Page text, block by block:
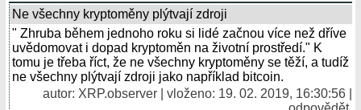
Ne všechny kryptoměny plýtvají zdroji
" Zhruba během jednoho roku si lidé začnou více než dříve
uvědomovat i dopad kryptoměn na životní prostředí." K
tomu je třeba říct, že ne všechny kryptoměny se těží, a tudíž
ne všechny plýtvají zdroji jako například bitcoin.
autor: XRP.observer | vloženo: 19. 02. 2019, 16:30:56 |